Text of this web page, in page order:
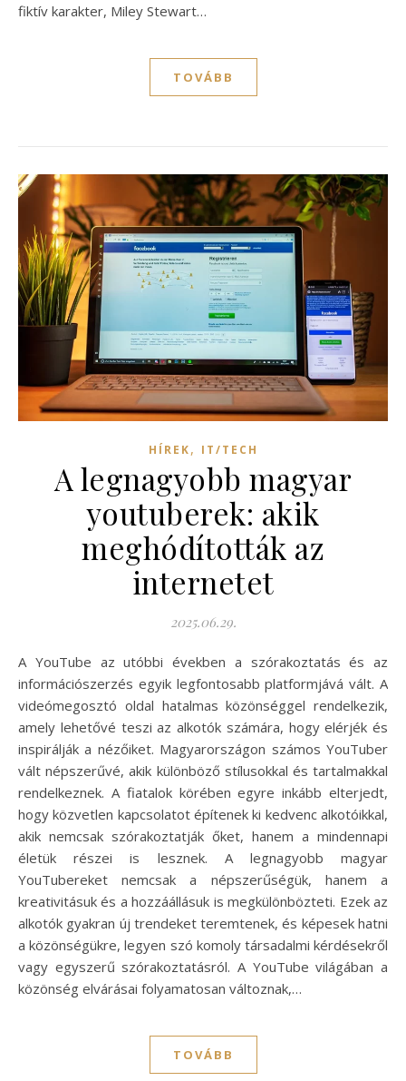
fiktív karakter, Miley Stewart…
TOVÁBB
HÍREK, IT/TECH
A legnagyobb magyar
youtuberek: akik
meghódították az
internetet
2025.06.29.
A YouTube az utóbbi években a szórakoztatás és az
információszerzés egyik legfontosabb platformjává vált. A
videómegosztó oldal hatalmas közönséggel rendelkezik,
amely lehetővé teszi az alkotók számára, hogy elérjék és
inspirálják a nézőiket. Magyarországon számos YouTuber
vált népszerűvé, akik különböző stílusokkal és tartalmakkal
rendelkeznek. A fiatalok körében egyre inkább elterjedt,
hogy közvetlen kapcsolatot építenek ki kedvenc alkotóikkal,
akik nemcsak szórakoztatják őket, hanem a mindennapi
életük részei is lesznek. A legnagyobb magyar
YouTubereket nemcsak a népszerűségük, hanem a
kreativitásuk és a hozzáállásuk is megkülönbözteti. Ezek az
alkotók gyakran új trendeket teremtenek, és képesek hatni
a közönségükre, legyen szó komoly társadalmi kérdésekről
vagy egyszerű szórakoztatásról. A YouTube világában a
közönség elvárásai folyamatosan változnak,…
TOVÁBB